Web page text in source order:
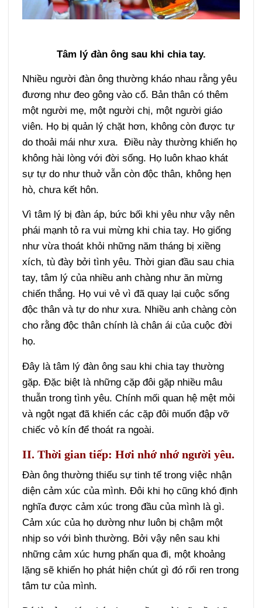
Tâm lý đàn ông sau khi chia tay.
Nhiều người đàn ông thường kháo nhau rằng yêu
đương như đeo gông vào cổ. Bản thân có thêm
một người mẹ, một người chị, một người giáo
viên. Họ bị quản lý chặt hơn, không còn được tự
do thoải mái như xưa. Điều này thường khiến họ
không hài lòng với đời sống. Họ luôn khao khát
sự tự do như thuở vẫn còn độc thân, không hẹn
hò, chưa kết hôn.
Vì tâm lý bị đàn áp, bức bối khi yêu như vậy nên
phái mạnh tỏ ra vui mừng khi chia tay. Họ giống
như vừa thoát khỏi những năm tháng bị xiềng
xích, tù đày bởi tình yêu. Thời gian đầu sau chia
tay, tâm lý của nhiều anh chàng như ăn mừng
chiến thắng. Họ vui vẻ vì đã quay lại cuộc sống
độc thân và tự do như xưa. Nhiều anh chàng còn
cho rằng độc thân chính là chân ái của cuộc đời
họ.
Đây là tâm lý đàn ông sau khi chia tay thường
gặp. Đặc biệt là những cặp đôi gặp nhiều mâu
thuẫn trong tình yêu. Chính mối quan hệ mệt mỏi
và ngột ngạt đã khiến các cặp đôi muốn đập vỡ
chiếc vỏ kín để thoát ra ngoài.
II. Thời gian tiếp: Hơi nhớ nhớ người yêu.
Đàn ông thường thiếu sự tinh tế trong việc nhận
diện cảm xúc của mình. Đôi khi họ cũng khó định
nghĩa được cảm xúc trong đầu của mình là gì.
Cảm xúc của họ dường như luôn bị chậm một
nhịp so với bình thường. Bởi vậy nên sau khi
những cảm xúc hưng phấn qua đi, một khoảng
lặng sẽ khiến họ phát hiện chút gì đó rối ren trong
tâm tư của mình.